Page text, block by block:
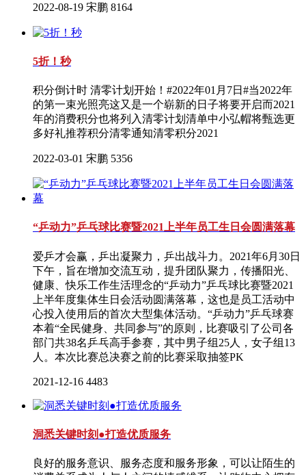
2022-08-19 宋鹏 8164
5折！秒
积分倒计时 清零计划开始！#2022年01月7日#当2022年
的第一束光照亮这又是一个崭新的日子将要开启而2021
年的消费积分也将列入清零计划清单中小弘帽将甄选更
多好礼推荐积分清零通知清零积分2021
2022-03-01 宋鹏 5356
“乒动力”乒乓球比赛暨2021上半年员工生日会圆满落幕
爱乒才会赢，乒出凝聚力，乒出战斗力。2021年6月30日
下午，旨在增加交流互动，提升团队聚力，传播阳光、
健康、快乐工作生活理念的“乒动力”乒乓球比赛暨2021
上半年度集体生日会活动圆满落幕，这也是员工活动中
心投入使用后的首次大型集体活动。“乒动力”乒乓球赛
本着“全民健身、共同参与”的原则，比赛吸引了公司各
部门共38名乒乓高手参赛，其中男子组25人，女子组13
人。本次比赛总决赛之前的比赛采取抽签PK
2021-12-16 4483
洞悉关键时刻●打造优质服务
良好的服务意识、服务态度和服务形象，可以让陌生的